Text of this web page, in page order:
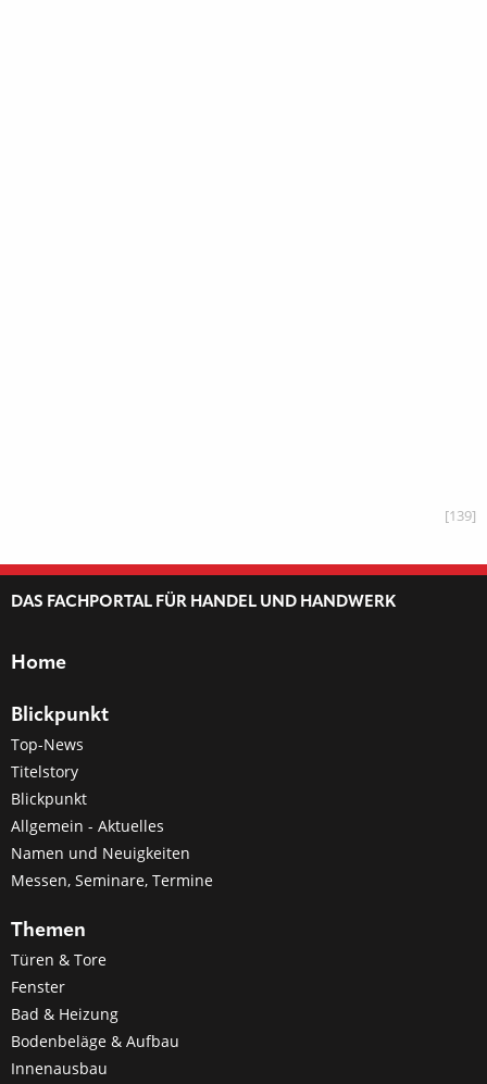
[139]
DAS FACHPORTAL FÜR HANDEL UND HANDWERK
Home
Blickpunkt
Top-News
Titelstory
Blickpunkt
Allgemein - Aktuelles
Namen und Neuigkeiten
Messen, Seminare, Termine
Themen
Türen & Tore
Fenster
Bad & Heizung
Bodenbeläge & Aufbau
Innenausbau